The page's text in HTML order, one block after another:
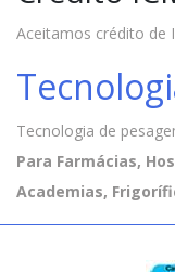
Aceitamos crédito de
Tecnologia de
Para Farmácias,
Academias,